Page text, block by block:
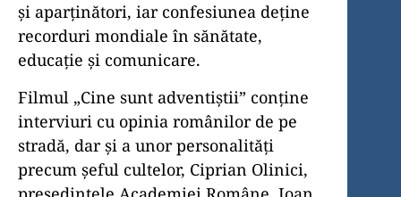
și aparținători, iar confesiunea deține
recorduri mondiale în sănătate,
educație și comunicare.
Filmul „Cine sunt adventiștii” conține
interviuri cu opinia românilor de pe
stradă, dar și a unor personalități
precum șeful cultelor, Ciprian Olinici,